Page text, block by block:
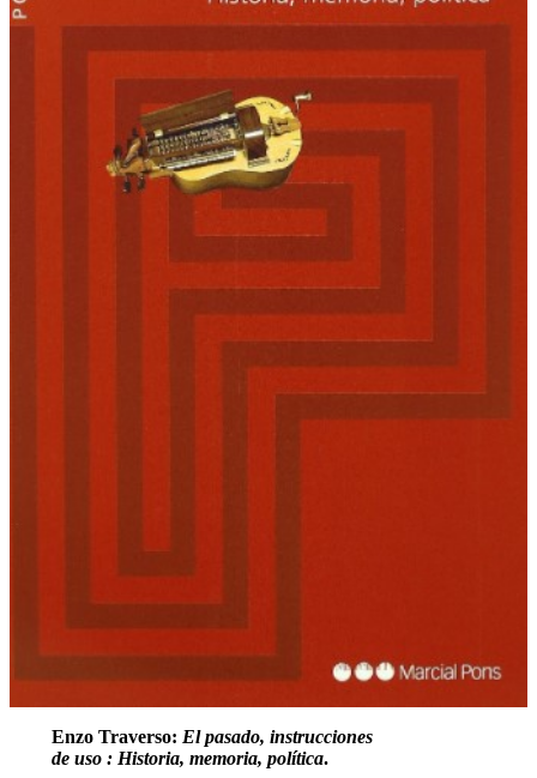
Enzo Traverso: El pasado, instrucciones
de uso : Historia, memoria, política.